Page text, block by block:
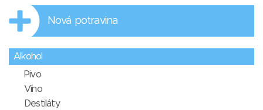
Nová potravina
Alkohol
Pivo
Víno
Destiláty